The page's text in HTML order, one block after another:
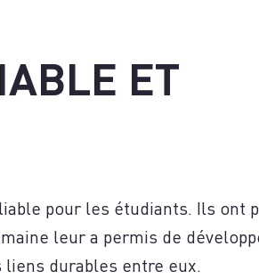
ET
pour les étudiants. Ils ont
leur a permis de
durables entre eux.